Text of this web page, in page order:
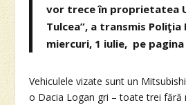
vor trece în proprietatea
Tulcea”, a transmis Poliţia
miercuri, 1 iulie, pe
Vehiculele vizate sunt un
o Dacia Logan gri – toate trei fără